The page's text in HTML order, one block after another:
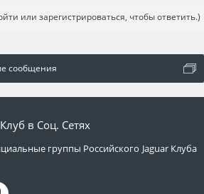
или зарегистрироваться, чтобы ответить.)
сообщения
Клуб в Соц. Сетях
группы Российского Jaguar Клуба